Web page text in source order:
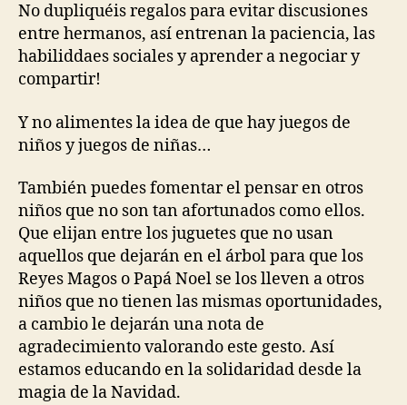
No dupliquéis regalos para evitar discusiones
entre hermanos, así entrenan la paciencia, las
habiliddaes sociales y aprender a negociar y
compartir!
Y no alimentes la idea de que hay juegos de
niños y juegos de niñas…
También puedes fomentar el pensar en otros
niños que no son tan afortunados como ellos.
Que elijan entre los juguetes que no usan
aquellos que dejarán en el árbol para que los
Reyes Magos o Papá Noel se los lleven a otros
niños que no tienen las mismas oportunidades,
a cambio le dejarán una nota de
agradecimiento valorando este gesto. Así
estamos educando en la solidaridad desde la
magia de la Navidad.